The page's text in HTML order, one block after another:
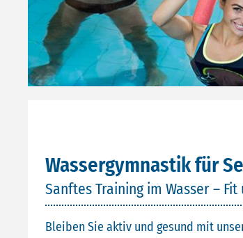
Wassergymnastik für
Sanftes Training im Wasser –
Bleiben Sie aktiv und gesund mit